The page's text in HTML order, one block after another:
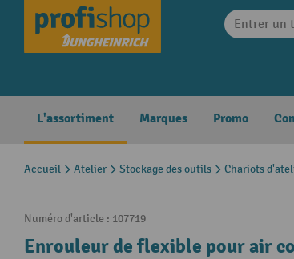
Skip to main navigation
L'assortiment Marques Promo
Accueil Atelier Stockage des outils Chariots
Numéro d'article : 107719
Enrouleur de flexible pour air